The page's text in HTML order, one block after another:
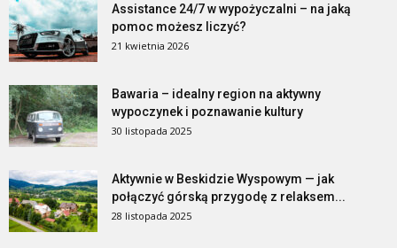
Assistance 24/7 w wypożyczalni – na jaką
pomoc możesz liczyć?
21 kwietnia 2026
Bawaria – idealny region na aktywny
wypoczynek i poznawanie kultury
30 listopada 2025
Aktywnie w Beskidzie Wyspowym — jak
połączyć górską przygodę z relaksem...
28 listopada 2025